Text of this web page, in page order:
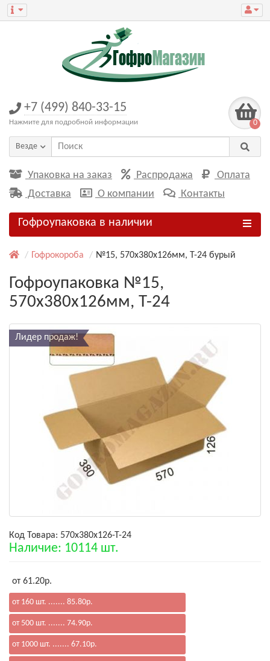
+7 (499) 840-33-15
Нажмите для подробной информации 0
Везде
Упаковка на заказ Распродажа
Оплата
Доставка
О компании Контакты
Гофроупаковка в наличии
Гофрокороба №15, 570х380х126мм, Т-24 бурый
Гофроупаковка №15,
570х380х126мм, Т-24
Лидер продаж!
Код Товара: 570х380х126-Т-24
Наличие: 10114 шт.
от 61.20р.
от 160 шт. ....... 85.80р.
от 500 шт. ....... 74.90р.
от 1000 шт. ....... 67.10р.